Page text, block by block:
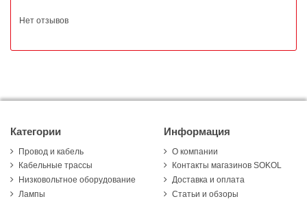
Нет отзывов
Категории
Провод и кабель
Кабельные трассы
Низковольтное оборудование
Лампы
Информация
О компании
Контакты магазинов SOKOL
Доставка и оплата
Статьи и обзоры